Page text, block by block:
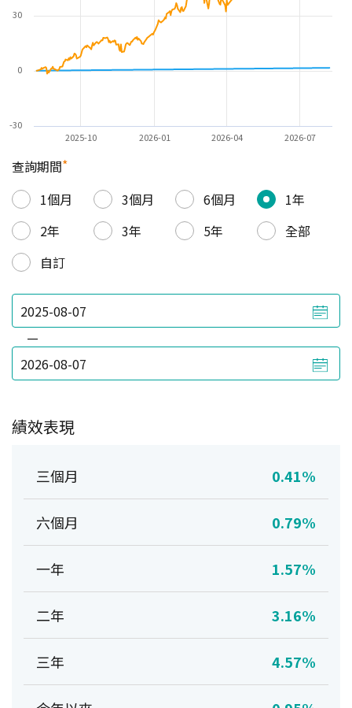
2025-10 2026-01 2026-04 2026-07
-30
0
30
查詢期間*
1個月
3個月 6個月
1年
2年
3年 5年
全部
自訂
—
績效表現
三個月 0.41%
六個月 0.79%
一年 1.57%
二年 3.16%
三年 4.57%